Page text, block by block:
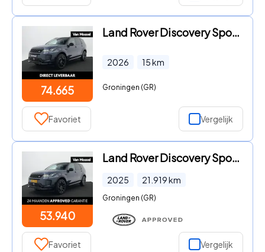
74.665
Land Rover Discovery Sport - 1.5 P270e PHEV Business Landmark Edition | Panoramadak | 20'
2026 15km
Groningen (GR)
Favoriet Vergelijk
53.940
Land Rover Discovery Sport - 1.5 P270e PHEV Dynamic SE | Panoramadak | 20'' velgen | Elek
2025 21.919km
Groningen (GR)
Favoriet Vergelijk